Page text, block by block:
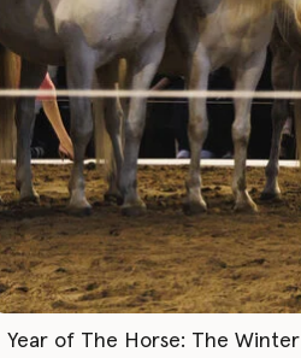
Year of The Horse: The Winter